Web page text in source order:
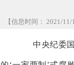
【信息时间： 2021/
中央纪委